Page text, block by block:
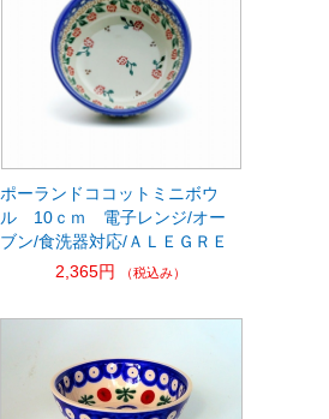
ポーランドココットミニボウ
ル 10ｃｍ 電子レンジ/オー
ブン/食洗器対応/ＡＬＥＧＲＥ
2,365円
（税込み）